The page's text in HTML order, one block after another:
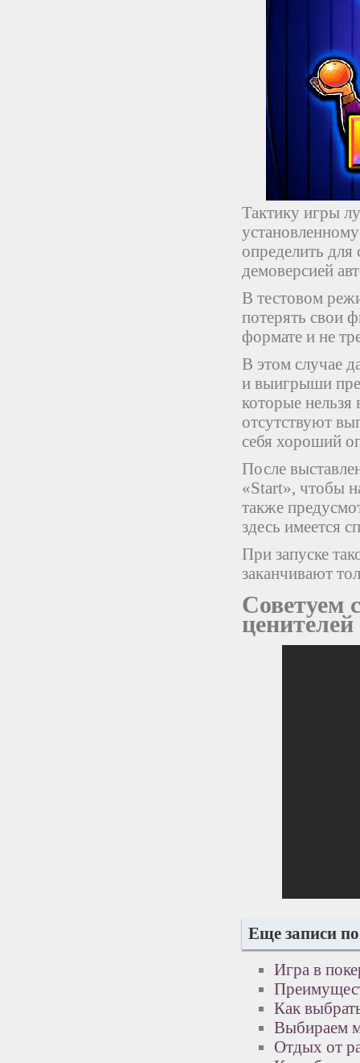
Тактику игры
определить для
демоверсией
В тестовом
потерять свои
формате и не
В этом случае
и выигрыши
которые
отсутствуют
себя хороший
После
«Start», чтобы
также
здесь имеется
При запуске
заканчивают
Советуем
Еще записи
Игра в
Как
Выбираем
Отдых от